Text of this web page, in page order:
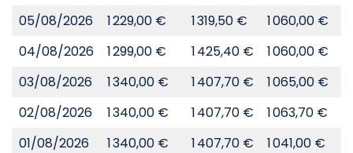
05/08/2026
1 229,00 € 1 319,50 € 1 060,00 €
04/08/2026
1 299,00 € 1 425,40 € 1 060,00 €
03/08/2026
1 340,00 € 1 407,70 € 1 065,00 €
02/08/2026
1 340,00 € 1 407,70 € 1 063,70 €
01/08/2026
1 340,00 € 1 407,70 € 1 041,00 €